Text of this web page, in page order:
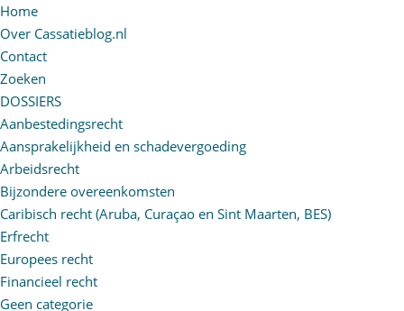
Home
Over Cassatieblog.nl
Contact
Zoeken
DOSSIERS
Aanbestedingsrecht
Aansprakelijkheid en schadevergoeding
Arbeidsrecht
Bijzondere overeenkomsten
Caribisch recht (Aruba, Curaçao en Sint Maarten, BES)
Erfrecht
Europees recht
Financieel recht
Geen categorie